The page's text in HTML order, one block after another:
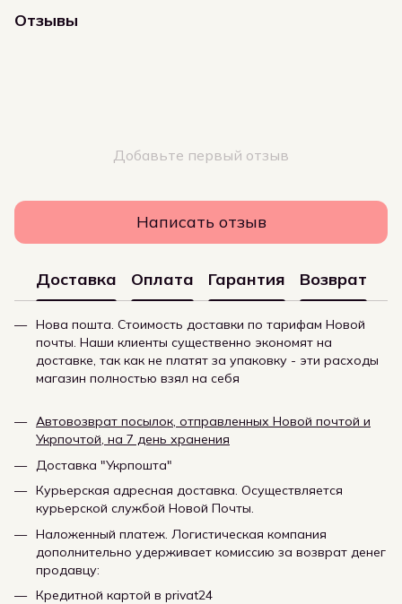
Отзывы
Добавьте первый отзыв
Написать отзыв
Доставка Оплата Гарантия Возврат
Нова пошта. Стоимость доставки по тарифам Новой
почты. Наши клиенты существенно экономят на
доставке, так как не платят за упаковку - эти расходы
магазин полностью взял на себя
Автовозврат посылок, отправленных Новой почтой и
Укрпочтой, на 7 день хранения
Доставка "Укрпошта"
Курьерская адресная доставка. Осуществляется
курьерской службой Новой Почты.
Наложенный платеж. Логистическая компания
дополнительно удерживает комиссию за возврат денег
продавцу:
Кредитной картой в privat24